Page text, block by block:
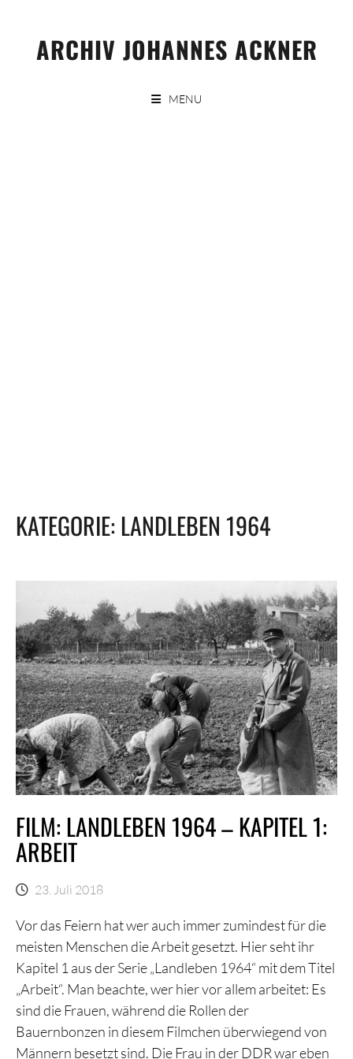
contentARCHIV JOHANNES ACKNER
MENU
KATEGORIE: LANDLEBEN 1964
FILM: LANDLEBEN 1964 – KAPITEL 1:
ARBEIT
23. Juli 2018
Vor das Feiern hat wer auch immer zumindest für die
meisten Menschen die Arbeit gesetzt. Hier seht ihr
Kapitel 1 aus der Serie „Landleben 1964“ mit dem Titel
„Arbeit“. Man beachte, wer hier vor allem arbeitet: Es
sind die Frauen, während die Rollen der
Bauernbonzen in diesem Filmchen überwiegend von
Männern besetzt sind. Die Frau in der DDR war eben